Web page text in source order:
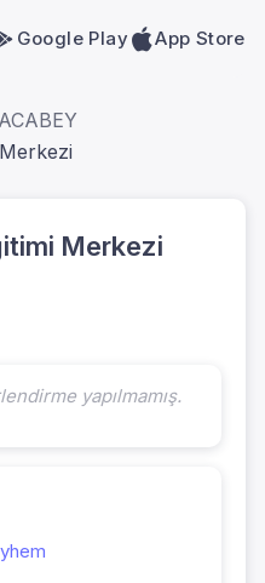
Google Play App Store
Merkezi
yapılmamış.